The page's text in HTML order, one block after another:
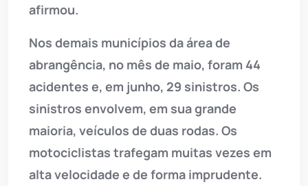
afirmou.
Nos demais municípios da área de
abrangência, no mês de maio, foram 44
acidentes e, em junho, 29 sinistros. Os
sinistros envolvem, em sua grande
maioria, veículos de duas rodas. Os
motociclistas trafegam muitas vezes em
alta velocidade e de forma imprudente.